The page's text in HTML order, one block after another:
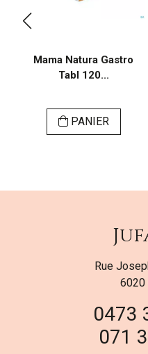
Mama Natura Gastro
Tabl 120...
PANIER
Rue
6020
0473
071